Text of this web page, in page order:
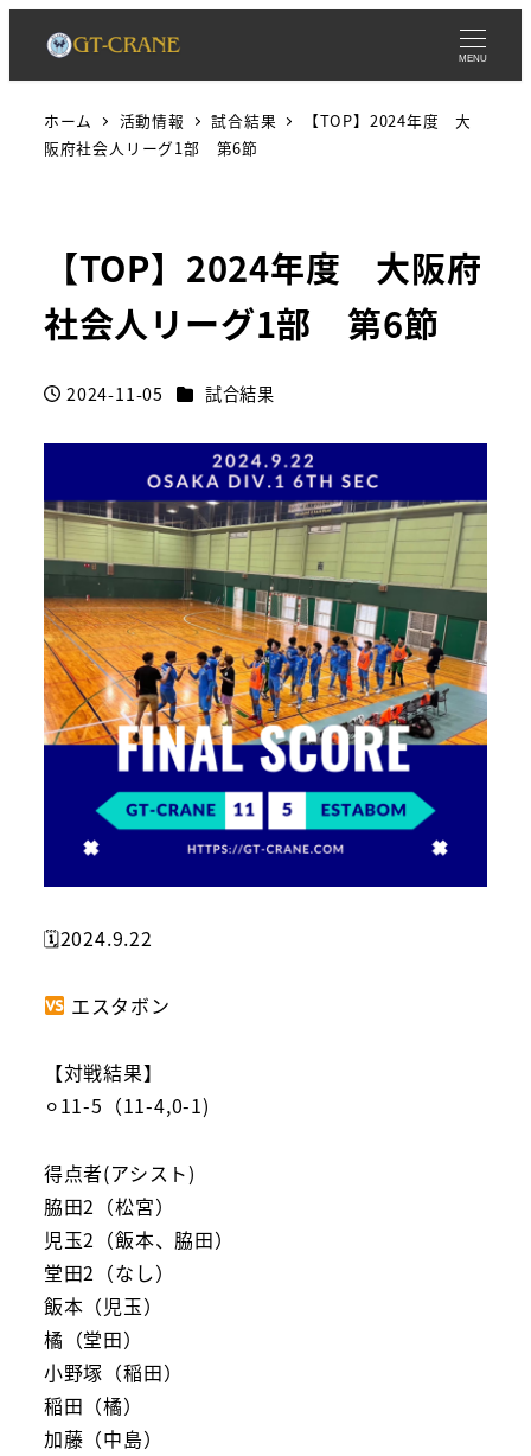
MENU
ホーム 活動情報 試合結果
【TOP】2024年度 大
阪府社会人リーグ1部 第6節
【TOP】2024年度 大阪府
社会人リーグ1部 第6節
投稿日
2024-11-05 カテゴリー
試合結果
🗓2024.9.22
エスタボン
【対戦結果】
⚪︎11-5（11-4,0-1)
得点者(アシスト)
脇田2（松宮）
児玉2（飯本、脇田）
堂田2（なし）
飯本（児玉）
橘（堂田）
小野塚（稲田）
稲田（橘）
加藤（中島）